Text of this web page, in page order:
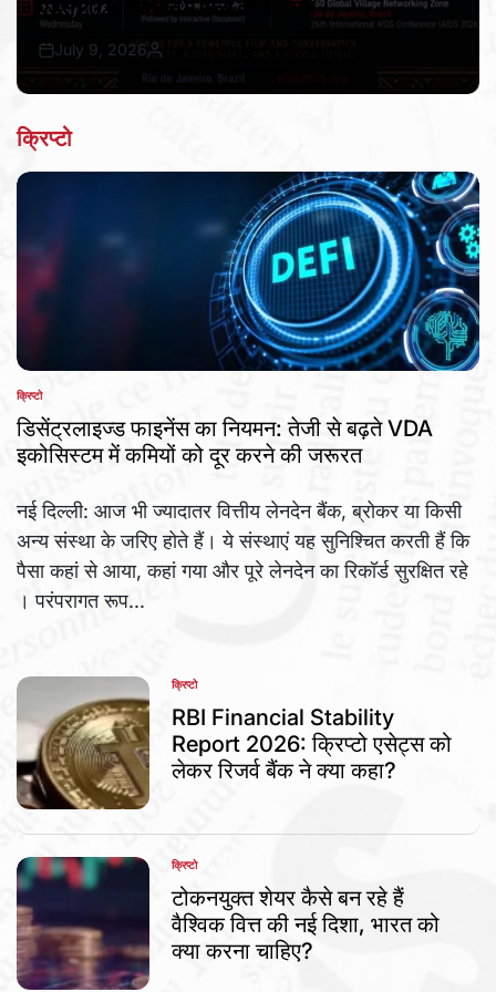
एड्स 2026 सम्मेलन में मिला वैश्विक मंच
Post
July 9, 2026
By:
क्रिप्टो
POSTED
IN
क्रिप्टो
डिसेंट्रलाइज्ड फाइनेंस का नियमन: तेजी से बढ़ते VDA
इकोसिस्टम में कमियों को दूर करने की जरूरत
नई दिल्ली: आज भी ज्यादातर वित्तीय लेनदेन बैंक, ब्रोकर या किसी
अन्य संस्था के जरिए होते हैं। ये संस्थाएं यह सुनिश्चित करती हैं कि
पैसा कहां से आया, कहां गया और पूरे लेनदेन का रिकॉर्ड सुरक्षित रहे
। परंपरागत रूप...
POSTED
IN
क्रिप्टो
RBI Financial Stability
Report 2026: क्रिप्टो एसेट्स को
लेकर रिजर्व बैंक ने क्या कहा?
POSTED
IN
क्रिप्टो
टोकनयुक्त शेयर कैसे बन रहे हैं
वैश्विक वित्त की नई दिशा, भारत को
क्या करना चाहिए?